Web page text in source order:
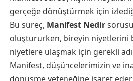
gerçeğe dönüştürmek için
Bu süreç, Manifest Nedir
oluştururken, bireyin niyetlerini
niyetlere ulaşmak için gerekli
Manifest, düşüncelerimizin ve
dönüşme yeteneğine işaret